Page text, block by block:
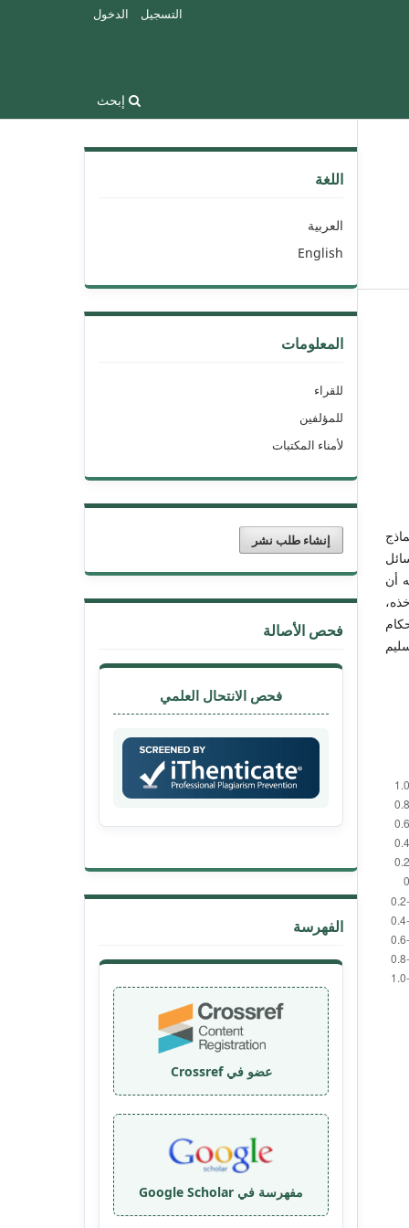
إبحث
التسجيل الدخول
أن
اللغة
العربية
English
المعلومات
للقراء
للمؤلفين
لأمناء المكتبات
إنشاء طلب نشر
فحص الأصالة
فحص الانتحال العلمي
الفهرسة
عضو في Crossref
مفهرسة في Google Scholar